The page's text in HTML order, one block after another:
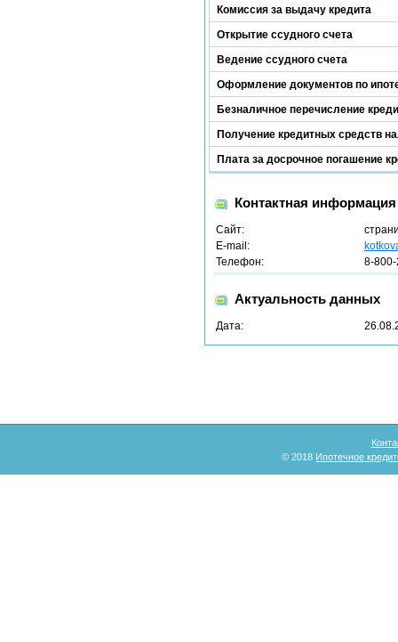
Комиссия за выдачу кредита
Открытие ссудного счета
Ведение ссудного счета
Оформление документов по
Безналичное перечисление
Получение кредитных средств
Плата за досрочное погашение
Контактная информация
Сайт:
E-mail:
Телефон:
8-
Актуальность данных
Дата:
© 2018 Ипотечное